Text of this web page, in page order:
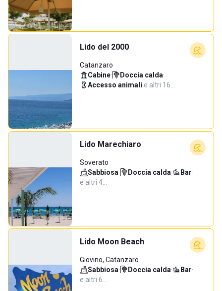
Lido del 2000
Catanzaro
Cabine· Doccia calda·
Accesso animali·e altri 16…
Lido Marechiaro
Soverato
Sabbiosa· Doccia calda· Bar·
e altri 4…
Lido Moon Beach
Giovino, Catanzaro
Sabbiosa· Doccia calda· Bar·
e altri 6…